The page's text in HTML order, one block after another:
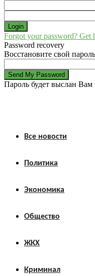
Forgot your password? Get
Password recovery
Восстановите свой пароль
Пароль будет выслан Вам
Все новости
Политика
Экономика
Общество
ЖКХ
Криминал